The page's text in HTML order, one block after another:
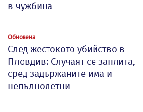
в чужбина
Обновена
След жестокото убийство в
Пловдив: Случаят се заплита,
сред задържаните има и
непълнолетни